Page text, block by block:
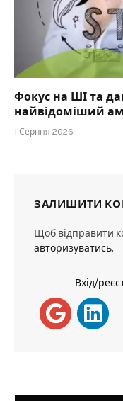
Фокус на ШІ та
найвідоміший
1 Серпня 2026
ЗАЛИШИТИ
Щоб відправити
авторизуватись.
Вхід/